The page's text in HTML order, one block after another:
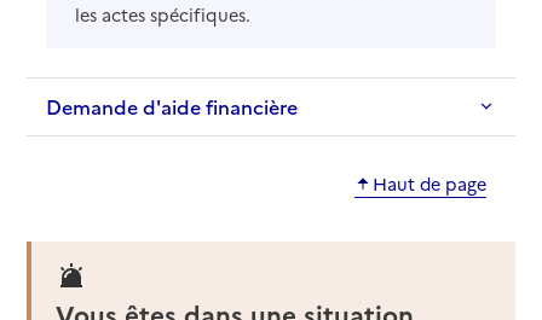
les actes spécifiques.
Demande d'aide financière
Haut de page